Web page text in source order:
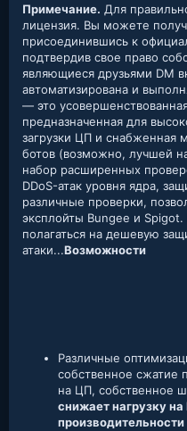
Примечание. Для
лицензия. Вы можете
присоединившись к
подтвердив свое право
являющиеся друзьями DM
автоматизирована и
— это
предназначенная для
загрузки ЦП и снабженная
ботов (возможно, лучшей
набор расширенных
DDoS-атак уровня ядра,
различные проверки,
эксплойты Bungee и
полагаться на дешевую
атаки...Возможности
Различные
собственное сжатие
на ЦП, собственное
снижает нагрузку